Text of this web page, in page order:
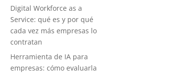
Digital Workforce as a
Service: qué es y por qué
cada vez más empresas lo
contratan
Herramienta de IA para
empresas: cómo evaluarla